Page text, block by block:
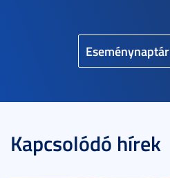
Eseménynaptár
Kapcsolódó hírek